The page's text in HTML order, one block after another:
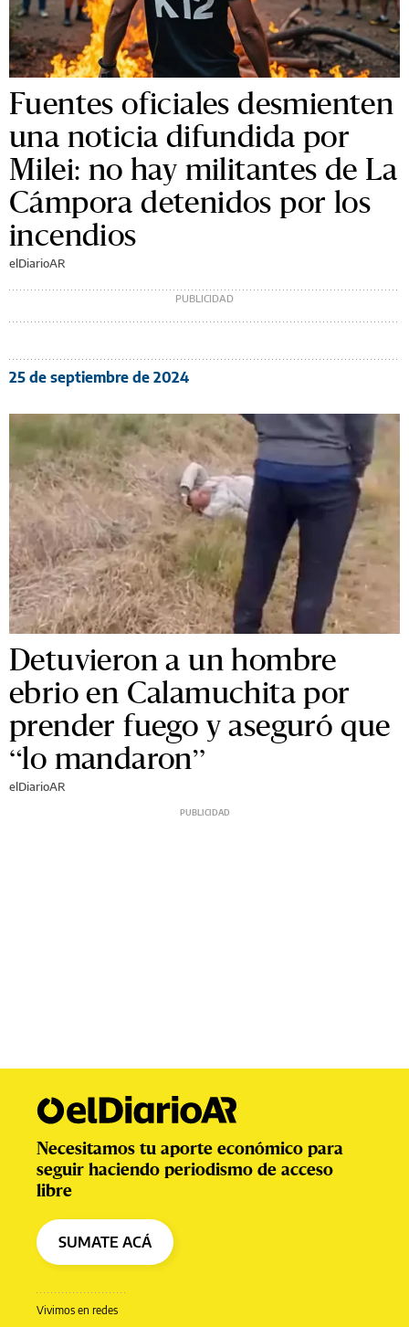
Fuentes oficiales desmienten
una noticia difundida por
Milei: no hay militantes de La
Cámpora detenidos por los
incendios
elDiarioAR
25 de septiembre de 2024
Detuvieron a un hombre
ebrio en Calamuchita por
prender fuego y aseguró que
“lo mandaron”
elDiarioAR
Vivimos en redes
Necesitamos tu aporte económico para
seguir haciendo periodismo de acceso
libre
SUMATE ACÁ